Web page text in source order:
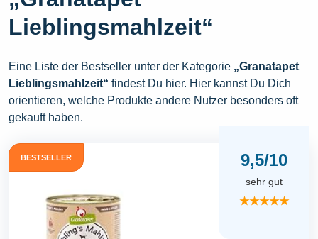
Lieblingsmahlzeit“
Eine Liste der Bestseller unter der Kategorie „Granatapet
Lieblingsmahlzeit“ findest Du hier. Hier kannst Du Dich
orientieren, welche Produkte andere Nutzer besonders oft
gekauft haben.
BESTSELLER 9,5/10
sehr gut
★★★★★